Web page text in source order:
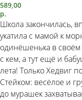
589,00
р.
Школа закончилась,
укатила с мамой к
одинёшенька в своём
с кем, а тут ещё и
лета! Только Хедвиг
Стейком: весёлое и
до мурашек